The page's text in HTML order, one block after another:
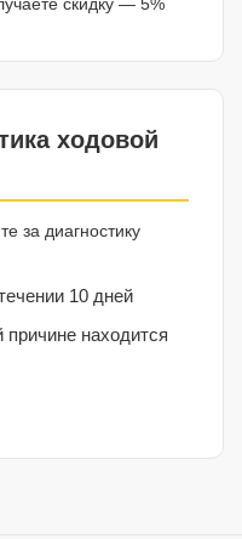
ходовой
за диагностику
10 дней
находится